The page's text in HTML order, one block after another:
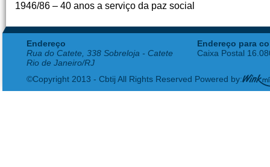
1946/86 – 40 anos a serviço da paz social
Endereço
Rua do Catete, 338 Sobreloja - Catete
Rio de Janeiro/RJ
Endereço para
Caixa Postal
©Copyright 2013 - Cbtij All Rights Reserved Powered by: